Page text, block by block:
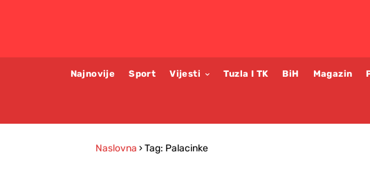
Najnovije Sport Vijesti Tuzla I TK BiH Magazin
Naslovna ›Tag: Palacinke